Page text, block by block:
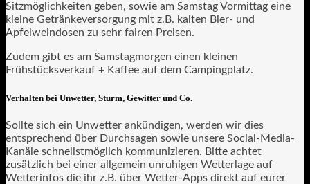
Sitzmöglichkeiten geben, sowie am Samstag Vormittag eine
kleine Getränkeversorgung mit z.B. kalten Bier- und
Apfelweindosen zu sehr fairen Preisen.
Zudem gibt es am Samstagmorgen einen kleinen
Frühstücksverkauf + Kaffee auf dem Campingplatz.
Verhalten bei Unwetter, Sturm, Gewitter und Co.
Sollte sich ein Unwetter ankündigen, werden wir dies
entsprechend über Durchsagen sowie unsere Social-Media-
Kanäle schnellstmöglich kommunizieren. Bitte achtet
zusätzlich bei einer allgemein unruhigen Wetterlage auf
Wetterinfos die ihr z.B. über Wetter-Apps direkt auf eurer